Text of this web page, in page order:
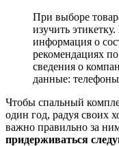
При выборе
изучить
информация о
рекомендациях
сведения о
данные:
Чтобы спальный
один год, радуя своих
важно правильно за
придерживаться